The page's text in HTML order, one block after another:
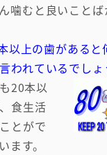
噛むと良いことば
上の歯があると
われているでし
20本以
食生活
とがで
ます。